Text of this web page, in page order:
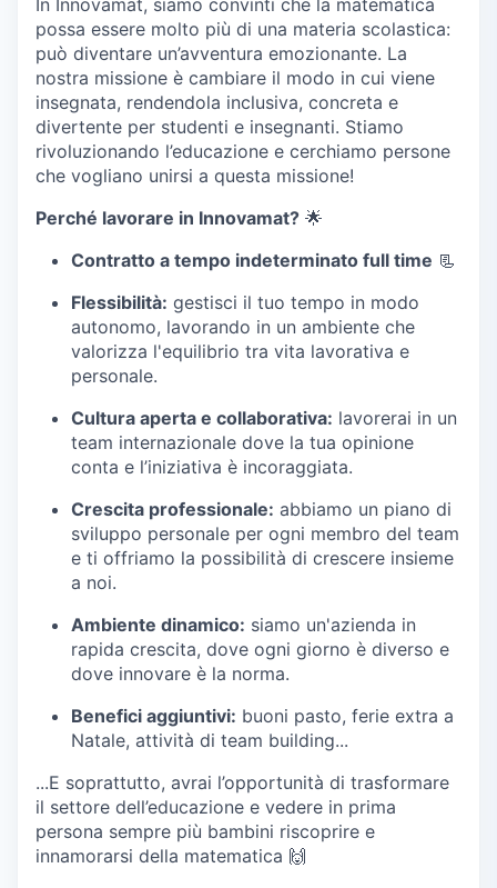
In Innovamat, siamo convinti che la matematica
possa essere molto più di una materia scolastica:
può diventare un’avventura emozionante. La
nostra missione è cambiare il modo in cui viene
insegnata, rendendola inclusiva, concreta e
divertente per studenti e insegnanti. Stiamo
rivoluzionando l’educazione e cerchiamo persone
che vogliano unirsi a questa missione!
Perché lavorare in Innovamat? 🌟
Contratto a tempo indeterminato full time 📃
Flessibilità: gestisci il tuo tempo in modo
autonomo, lavorando in un ambiente che
valorizza l'equilibrio tra vita lavorativa e
personale.
Cultura aperta e collaborativa: lavorerai in un
team internazionale dove la tua opinione
conta e l’iniziativa è incoraggiata.
Crescita professionale: abbiamo un piano di
sviluppo personale per ogni membro del team
e ti offriamo la possibilità di crescere insieme
a noi.
Ambiente dinamico: siamo un'azienda in
rapida crescita, dove ogni giorno è diverso e
dove innovare è la norma.
Benefici aggiuntivi: buoni pasto, ferie extra a
Natale, attività di team building...
...E soprattutto, avrai l’opportunità di trasformare
il settore dell’educazione e vedere in prima
persona sempre più bambini riscoprire e
innamorarsi della matematica 🙌